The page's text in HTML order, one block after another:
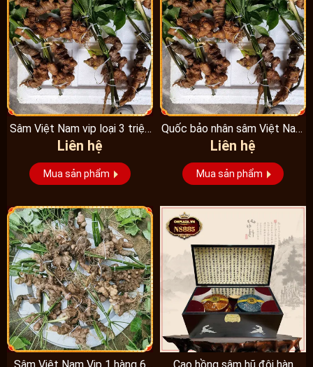
Sâm Việt Nam vip loại 3 triệu
1 kg, hàng...
Liên hệ
Mua sản phẩm
Quốc bảo nhân sâm Việt Nam
Vip 3, 15 năm...
Liên hệ
Mua sản phẩm